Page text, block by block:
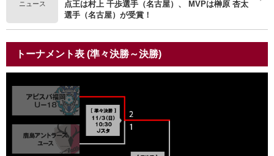
ニュース
点王は村上 千歩選手（名古屋）、 MVPは榊原 杏太
選手（名古屋）が受賞！
トーナメント表 (準々決勝～決勝)